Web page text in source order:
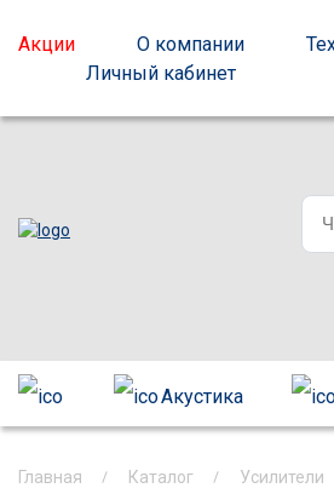
Акции О компании
Личный кабинет
Акустика
Главная Каталог Усилители